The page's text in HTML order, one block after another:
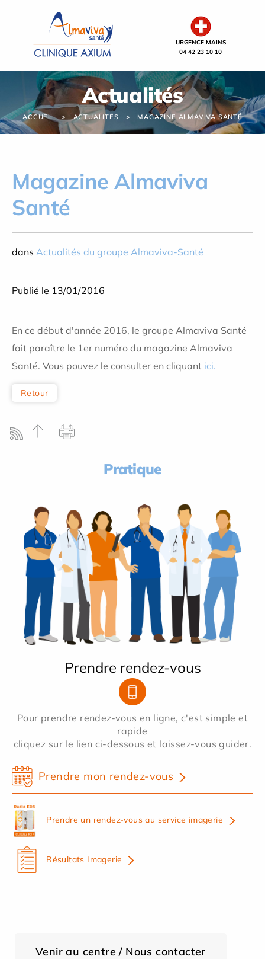
URGENCE MAINS
04 42 23 10 10
Actualités
ACCUEIL ACTUALITÉS MAGAZINE ALMAVIVA SANTÉ
Magazine Almaviva
Santé
dans Actualités du groupe Almaviva-Santé
Publié le 13/01/2016
En ce début d'année 2016, le groupe Almaviva Santé
fait paraître le 1er numéro du magazine Almaviva
Santé. Vous pouvez le consulter en cliquant ici.
Retour
Pratique
Prendre rendez-vous
Pour prendre rendez-vous en ligne, c'est simple et
rapide
cliquez sur le lien ci-dessous et laissez-vous guider.
Prendre mon rendez-vous
Prendre un rendez-vous au service imagerie
Résultats Imagerie
Venir au centre / Nous contacter